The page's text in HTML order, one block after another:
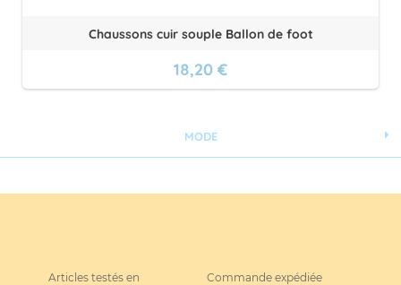
MODE
Chaussons cuir souple Ballon de foot
18,20 €
Articles testés en
Commande expédiée